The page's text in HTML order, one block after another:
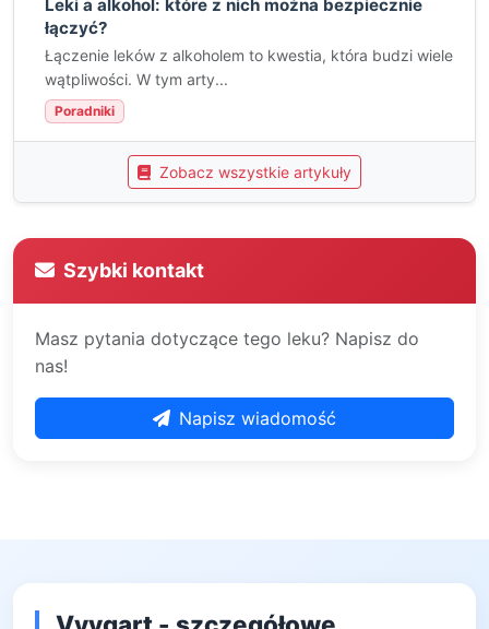
Leki a alkohol: które z nich można bezpiecznie
łączyć?
Łączenie leków z alkoholem to kwestia, która budzi wiele
wątpliwości. W tym arty...
Poradniki
Zobacz wszystkie artykuły
Szybki kontakt
Masz pytania dotyczące tego leku? Napisz do
nas!
Napisz wiadomość